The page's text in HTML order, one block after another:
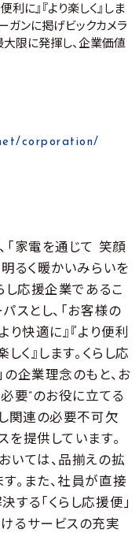
利に』『より楽しく』しま
ガンに掲げビックカメラ
限に発揮し、企業価値
corporation/
「家電を通じて 笑顔
るく暖かいみらいを
し応援企業であるこ
パスとし、「お客様の
り快適に』『より便利
しく』します。くらし応
の企業理念のもと、お
要”のお役に立てる
し関連の必要不可欠
を提供しています。
いては、品揃えの拡
。また、社員が直接
する「くらし応援便」
るサービスの充実